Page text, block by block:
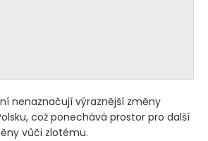
nenaznačují výraznější změny
což ponechává prostor pro další
vůči zlotému.